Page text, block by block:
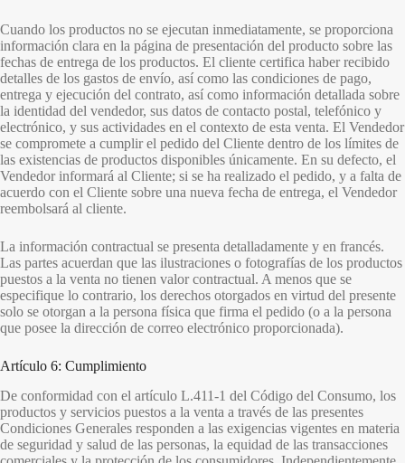
Cuando los productos no se ejecutan inmediatamente, se proporciona
información clara en la página de presentación del producto sobre las
fechas de entrega de los productos. El cliente certifica haber recibido
detalles de los gastos de envío, así como las condiciones de pago,
entrega y ejecución del contrato, así como información detallada sobre
la identidad del vendedor, sus datos de contacto postal, telefónico y
electrónico, y sus actividades en el contexto de esta venta. El Vendedor
se compromete a cumplir el pedido del Cliente dentro de los límites de
las existencias de productos disponibles únicamente. En su defecto, el
Vendedor informará al Cliente; si se ha realizado el pedido, y a falta de
acuerdo con el Cliente sobre una nueva fecha de entrega, el Vendedor
reembolsará al cliente.
La información contractual se presenta detalladamente y en francés.
Las partes acuerdan que las ilustraciones o fotografías de los productos
puestos a la venta no tienen valor contractual. A menos que se
especifique lo contrario, los derechos otorgados en virtud del presente
solo se otorgan a la persona física que firma el pedido (o a la persona
que posee la dirección de correo electrónico proporcionada).
Artículo 6: Cumplimiento
De conformidad con el artículo L.411-1 del Código del Consumo, los
productos y servicios puestos a la venta a través de las presentes
Condiciones Generales responden a las exigencias vigentes en materia
de seguridad y salud de las personas, la equidad de las transacciones